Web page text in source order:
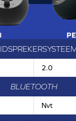
2.0
BLUETOOTH
Nvt